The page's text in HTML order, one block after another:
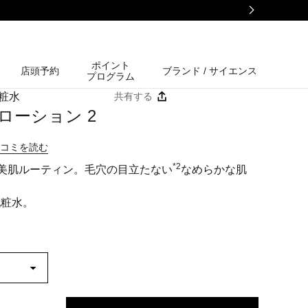
店頭予約
ポイント
プログラム
ブランド / サイエンス
水
ーション 2
ミを読む
肌ルーティン。毛穴の目立たない*2なめらかな肌
水。
共有する